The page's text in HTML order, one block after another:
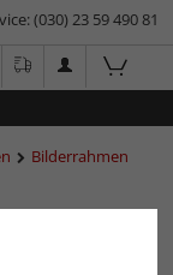
(030) 23 59 490 81
Bilderrahmen
Pro